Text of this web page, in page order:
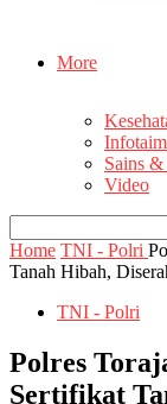
More
Sains
Video
Home TNI - Polri
Tanah Hibah,
TNI - Polri
Polres
Sertifikat